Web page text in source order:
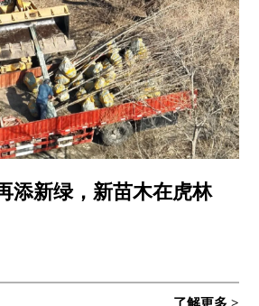
添新绿，新苗木在虎林